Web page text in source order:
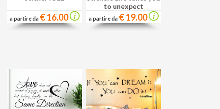
a partire da € 16.00
to unexpect
a partire da € 19.00